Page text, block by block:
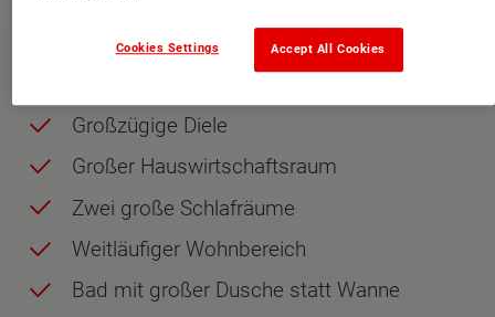
Großzügige Diele
Großer Hauswirtschaftsraum
Zwei große Schlafräume
Weitläufiger Wohnbereich
Bad mit großer Dusche statt Wanne
Accept All Cookies
Cookies Settings